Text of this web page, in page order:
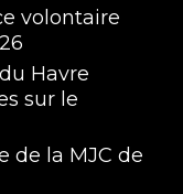
volontaire
Havre
sur le
de la MJC de